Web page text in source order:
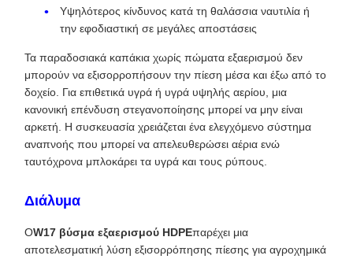
Υψηλότερος κίνδυνος κατά τη θαλάσσια ναυτιλία ή
την εφοδιαστική σε μεγάλες αποστάσεις
Τα παραδοσιακά καπάκια χωρίς πώματα εξαερισμού δεν
μπορούν να εξισορροπήσουν την πίεση μέσα και έξω από το
δοχείο. Για επιθετικά υγρά ή υγρά υψηλής αερίου, μια
κανονική επένδυση στεγανοποίησης μπορεί να μην είναι
αρκετή. Η συσκευασία χρειάζεται ένα ελεγχόμενο σύστημα
αναπνοής που μπορεί να απελευθερώσει αέρια ενώ
ταυτόχρονα μπλοκάρει τα υγρά και τους ρύπους.
Διάλυμα
ΟW17 βύσμα εξαερισμού HDPEπαρέχει μια
αποτελεσματική λύση εξισορρόπησης πίεσης για αγροχημικά